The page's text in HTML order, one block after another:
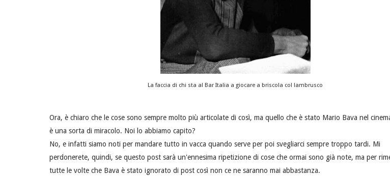
La faccia di chi sta al Bar Italia a giocare a briscola col lambrusco
Ora, è chiaro che le cose sono sempre molto più articolate di così, ma quello che è stato Mario Bava nel
è una sorta di miracolo. Noi lo abbiamo capito?
No, e infatti siamo noti per mandare tutto in vacca quando serve per poi svegliarci sempre troppo tardi. Mi
perdonerete, quindi, se questo post sarà un'ennesima ripetizione di cose che ormai sono già note, ma per
tutte le volte che Bava è stato ignorato di post così non ce ne saranno mai abbastanza.